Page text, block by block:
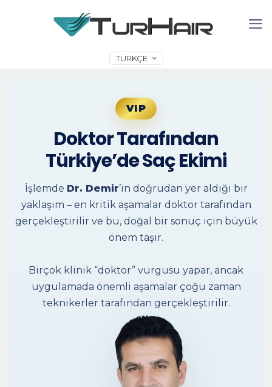
TÜRKÇE
VIP
Doktor Tarafından
Türkiye’de Saç Ekimi
İşlemde Dr. Demir’in doğrudan yer aldığı bir
yaklaşım – en kritik aşamalar doktor tarafından
gerçekleştirilir ve bu, doğal bir sonuç için büyük
önem taşır.
Birçok klinik “doktor” vurgusu yapar, ancak
uygulamada önemli aşamalar çoğu zaman
teknikerler tarafından gerçekleştirilir.